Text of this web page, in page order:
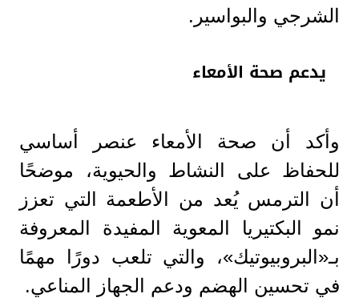
الشرجي والبواسير.
يدعم صحة الأمعاء
وأكد أن صحة الأمعاء عنصر أساسي
للحفاظ على النشاط والحيوية، موضحًا
أن الترمس يُعد من الأطعمة التي تعزز
نمو البكتيريا المعوية المفيدة المعروفة
بـ«البروبيوتيك»، والتي تلعب دورًا مهمًا
في تحسين الهضم ودعم الجهاز المناعي.